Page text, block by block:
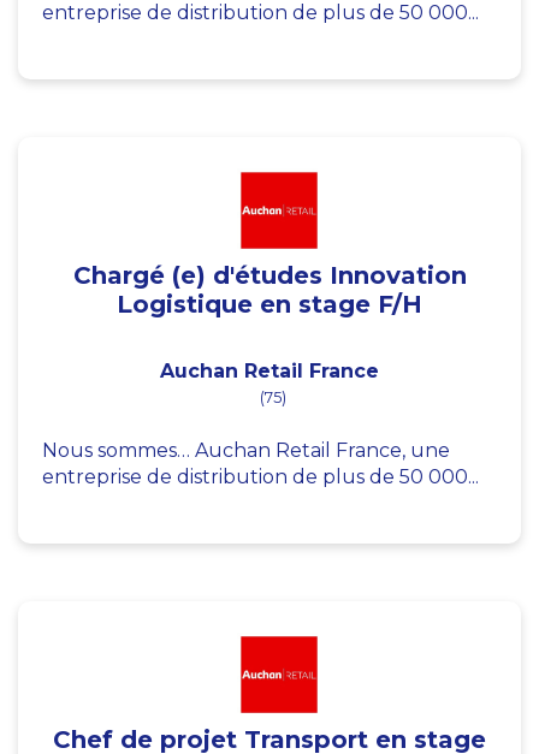
entreprise de distribution de plus de 50 000...
Chargé (e) d'études Innovation
Logistique en stage F/H
Auchan Retail France
(75)
Nous sommes… Auchan Retail France, une
entreprise de distribution de plus de 50 000...
Chef de projet Transport en stage